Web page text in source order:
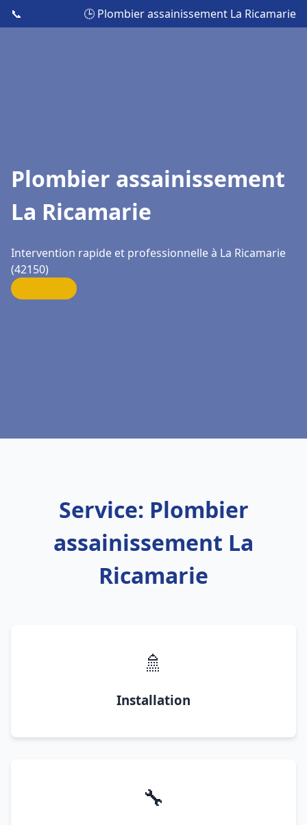
📞 🕒 Plombier assainissement La Ricamarie
Plombier assainissement
La Ricamarie
Intervention rapide et professionnelle à La Ricamarie
(42150)
Service: Plombier
assainissement La
Ricamarie
🚿
Installation
🔧